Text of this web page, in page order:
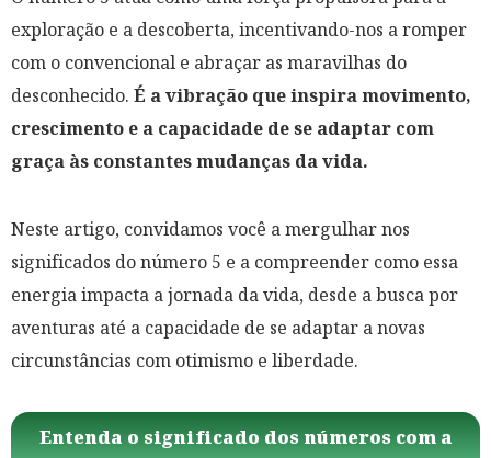
exploração e a descoberta, incentivando-nos a romper
com o convencional e abraçar as maravilhas do
desconhecido. É a vibração que inspira movimento,
crescimento e a capacidade de se adaptar com
graça às constantes mudanças da vida.
Neste artigo, convidamos você a mergulhar nos
significados do número 5 e a compreender como essa
energia impacta a jornada da vida, desde a busca por
aventuras até a capacidade de se adaptar a novas
circunstâncias com otimismo e liberdade.
Entenda o significado dos números com a